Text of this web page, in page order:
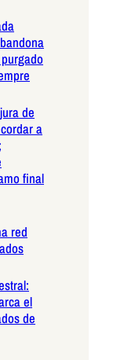
de
a
final
red
el
de